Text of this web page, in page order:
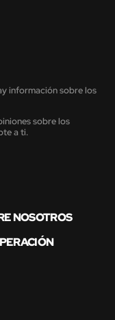
información sobre los
sobre los
a ti.
NOSOTROS